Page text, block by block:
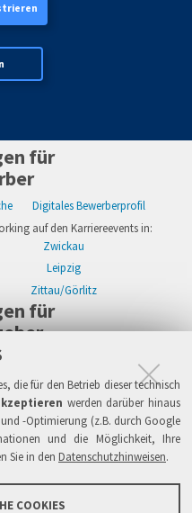
die für den Betrieb dieser technisch
werden darüber hinaus
-Optimierung (z.B. durch Google
und die Möglichkeit, Ihre
Sie in den Datenschutzhinweisen.
COOKIES
für
Digitales Bewerberprofil
auf den Karriereevents in:
Zwickau
Leipzig
Zittau/Görlitz
für
Firmenprofil
Recruiting auf Karriereevents in:
Zwickau
Leipzig
Zittau/Görlitz